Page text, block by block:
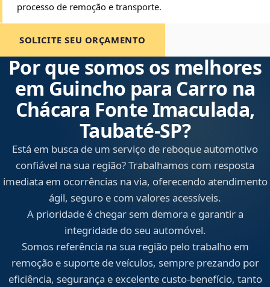
processo de remoção e transporte.
SOLICITE SEU ORÇAMENTO
Por que somos os melhores
em Guincho para Carro na
Chácara Fonte Imaculada,
Taubaté‑SP?
Está em busca de um serviço de reboque automotivo
confiável na sua região? Trabalhamos com resposta
imediata em ocorrências na via, oferecendo atendimento
ágil, seguro e com valores acessíveis.
A prioridade é chegar sem demora e garantir a
integridade do seu automóvel.
Somos referência na sua região pelo trabalho em
remoção e suporte de veículos, sempre prezando por
eficiência, segurança e excelente custo-benefício, tanto